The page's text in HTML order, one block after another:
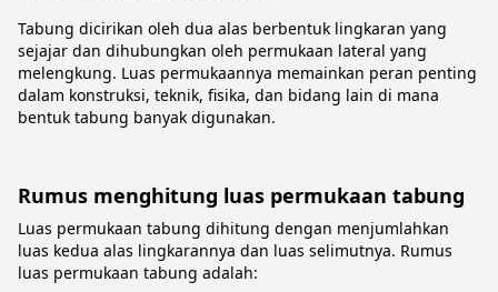
Tabung dicirikan oleh dua alas berbentuk lingkaran yang
sejajar dan dihubungkan oleh permukaan lateral yang
melengkung. Luas permukaannya memainkan peran penting
dalam konstruksi, teknik, fisika, dan bidang lain di mana
bentuk tabung banyak digunakan.
Rumus menghitung luas permukaan tabung
Luas permukaan tabung dihitung dengan menjumlahkan
luas kedua alas lingkarannya dan luas selimutnya. Rumus
luas permukaan tabung adalah: